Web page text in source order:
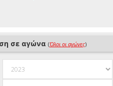
σε αγώνα (Όλοι οι αγώνες)